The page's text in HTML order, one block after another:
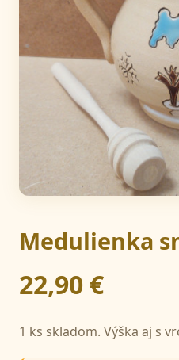
Medulienka
22,90 €
1 ks skladom. Výška aj s